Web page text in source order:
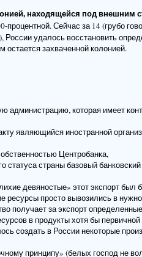
находящейся под внешним
Сейчас за 14 (грубо
удалось восстановить
остается захваченной колонией.
администрацию, которая имеет
являющийся иностранной
Центробанка,
страны базовый
девяностые» этот экспорт
ресурсы просто вывозились в
получает за экспорт
в продукты хотя бы первичной
создать в России некоторые
принципу» (белых господ не